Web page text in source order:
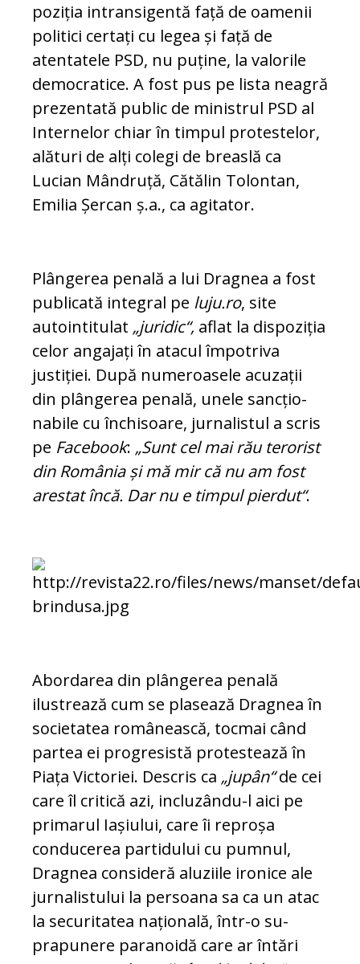
poziția intransigentă față de oamenii
politici certați cu legea și față de
atentatele PSD, nu puține, la valorile
democratice. A fost pus pe lista neagră
prezentată public de ministrul PSD al
Internelor chiar în timpul protestelor,
alături de alți colegi de breaslă ca
Lucian Mândruță, Cătălin Tolontan,
Emilia Șercan ș.a., ca agi­tator.
Plângerea penală a lui Dragnea a fost
pu­blicată integral pe luju.ro, site
autointitulat „juridic“, aflat la dispoziția
celor angajați în atacul împotriva
justiției. După numeroasele acuzații
din plângerea penală, unele sanc­țio­
nabile cu închisoare, jurnalistul a scris
pe Fa­ce­book: „Sunt cel mai rău terorist
din Ro­mânia și mă mir că nu am fost
arestat încă. Dar nu e timpul pierdut“.
Abordarea din plângerea penală
ilustrează cum se plasează Dragnea în
societatea româ­nească, tocmai când
partea ei progresistă pro­testează în
Piața Victoriei. Descris ca „jupân“de cei
care îl critică azi, incluzându-l aici pe
primarul Iașiului, care îi reproșa
conducerea partidului cu pumnul,
Dragnea consideră alu­ziile ironice ale
jurnalistului la persoana sa ca un atac
la securitatea națională, într-o su­
prapunere paranoidă care ar întări